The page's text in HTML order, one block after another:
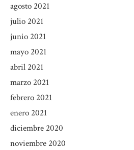
agosto 2021
julio 2021
junio 2021
mayo 2021
abril 2021
marzo 2021
febrero 2021
enero 2021
diciembre 2020
noviembre 2020